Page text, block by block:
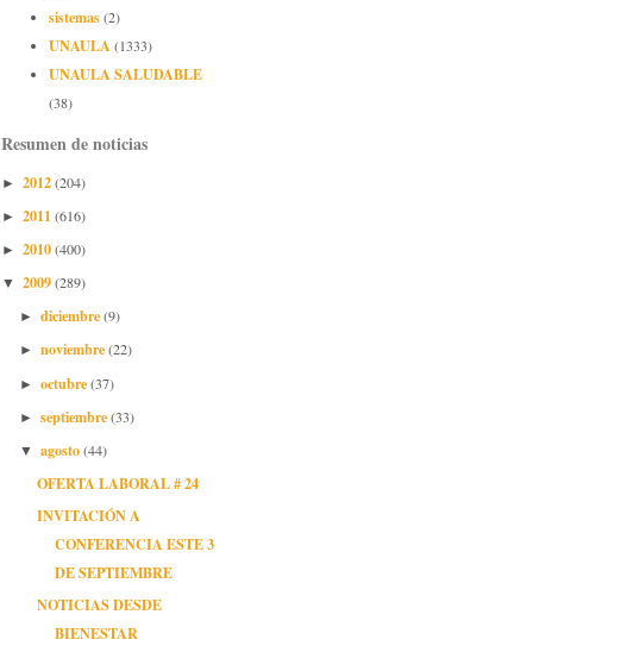
sistemas(2)
UNAULA(1333)
UNAULA SALUDABLE
(38)
Resumen de noticias
► 2012(204)
► 2011(616)
► 2010(400)
▼ 2009(289)
► diciembre(9)
► noviembre(22)
► octubre(37)
► septiembre(33)
▼ agosto(44)
OFERTA LABORAL # 24
INVITACIÓN A
CONFERENCIA ESTE 3
DE SEPTIEMBRE
NOTICIAS DESDE
BIENESTAR